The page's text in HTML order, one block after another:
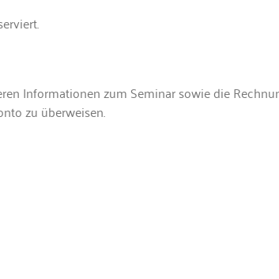
Informationen zum Seminar sowie die
zu überweisen.